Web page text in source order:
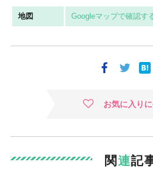
地図 Googleマップで確認す
お気に入り
関連記